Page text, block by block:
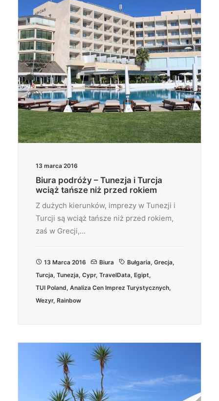
Wyszukiwanie
13 marca 2016
Biura podróży – Tunezja i Turcja
wciąż tańsze niż przed rokiem
Z dużych kierunków, imprezy w Tunezji i
Turcji są wciąż tańsze niż przed rokiem,
zaś w Grecji,…
13 Marca 2016 Biura Bułgaria, Grecja,
Turcja, Tunezja, Cypr, TravelData, Egipt,
TUI Poland, Analiza Cen Imprez Turystycznych,
Wezyr, Rainbow